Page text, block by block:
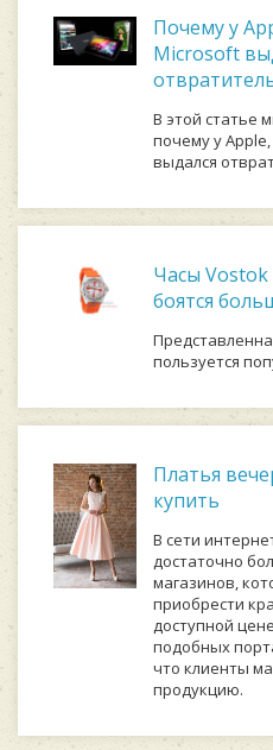
Почему у
Microsoft
В этой статье
почему у
выдался
Часы Vostok
боятся
пользуется
Платья
купить
В сети
достаточно
магазинов,
приобрести
доступной
подобных
что клиенты
продукцию.